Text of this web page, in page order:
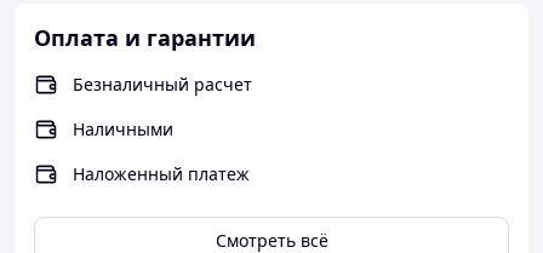
Оплата и гарантии
Безналичный расчет
Наличными
Наложенный платеж
Смотреть всё